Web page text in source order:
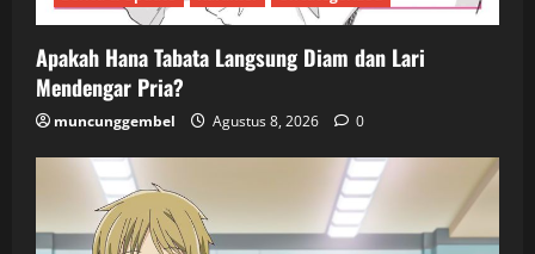
Apakah Hana Tabata Langsung Diam dan Lari
Mendengar Pria?
muncunggembel Agustus 8, 2026 0